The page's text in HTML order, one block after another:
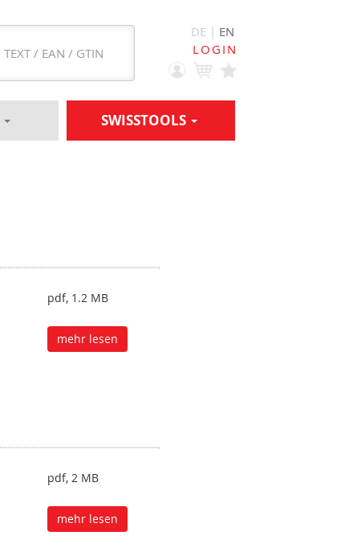
DE | EN
LOGIN
SWISSTOOLS
pdf, 1.2 MB
mehr lesen
pdf, 2 MB
mehr lesen